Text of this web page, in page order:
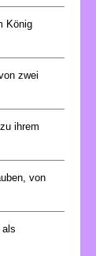
König
zwei
ihrem
von